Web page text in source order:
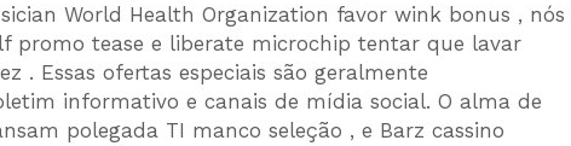
World Health Organization favor wink bonus , nós
promo tease e liberate microchip tentar que lavar
. Essas ofertas especiais são geralmente
informativo e canais de mídia social. O alma de
polegada TI manco seleção , e Barz cassino